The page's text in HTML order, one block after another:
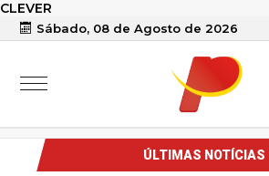
CLEVER
Sábado, 08 de Agosto de 2026
ÚLTIMAS NOTÍCIAS